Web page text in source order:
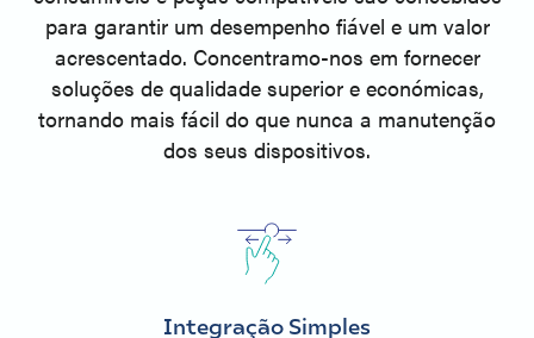
para garantir um desempenho fiável e um valor
acrescentado. Concentramo-nos em fornecer
soluções de qualidade superior e económicas,
tornando mais fácil do que nunca a manutenção
dos seus dispositivos.
Integração Simples